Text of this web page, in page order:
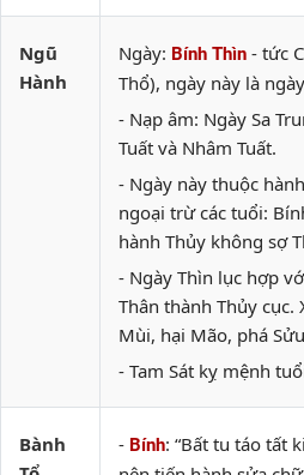
Ngũ
Hành
Ngày: Bính Thìn - tức
Thổ), ngày này là
- Nạp âm: Ngày Sa
Tuất và Nhâm Tuất.
- Ngày này thuộc
ngoại trừ các tuổi:
hành Thủy không sợ
- Ngày Thìn lục hợp
Thân thành Thủy cục.
Mùi, hại Mão, phá
- Tam Sát kỵ mệnh
Bành
- Bính: “Bất tu táo tất